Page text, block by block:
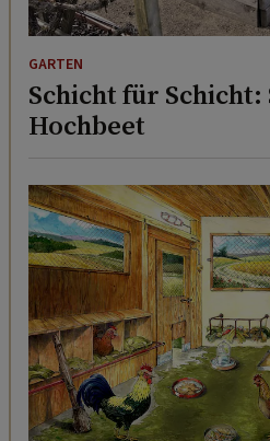
GARTEN
Schicht für Schicht:
Hochbeet